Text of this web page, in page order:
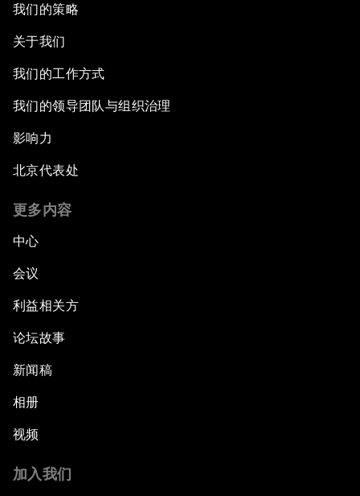
我们的策略
关于我们
我们的工作方式
我们的领导团队与组织治理
影响力
北京代表处
更多内容
中心
会议
利益相关方
论坛故事
新闻稿
相册
视频
加入我们